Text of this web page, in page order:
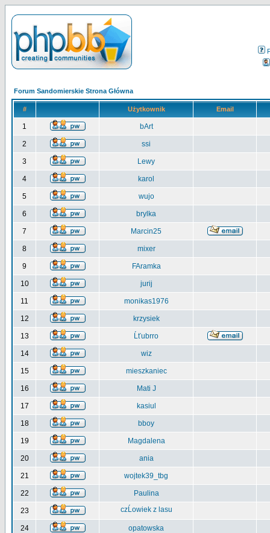
Forum Sandomierskie Strona Główna
# Użytkownik Email
1 bArt
2 ssi
3 Lewy
4 karol
5 wujo
6 brylka
7 Marcin25
8 mixer
9 FAramka
10 jurij
11 monikas1976
12 krzysiek
13 Ĺťubrro
14 wiz
15 mieszkaniec
16 Mati J
17 kasiul
18 bboy
19 Magdalena
20 ania
21 wojtek39_tbg
22 Paulina
23 czĹowiek z lasu
24 opatowska